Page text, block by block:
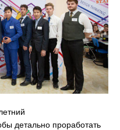
детально проработать